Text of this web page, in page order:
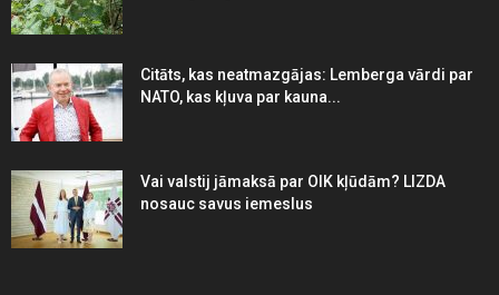
Citāts, kas neatmazgājas: Lemberga vārdi par
NATO, kas kļuva par kauna...
Vai valstij jāmaksā par OIK kļūdām? LIZDA
nosauc savus iemeslus